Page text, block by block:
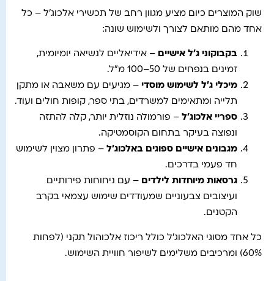
שוק המוצרים כיום מציע מגוון רחב של תכשירי אלכוג'ל – כל
אחד מהם מותאם לצורך ולשימוש שונה:
בקבוקוני ג'ל אישיים – אידיאליים לנשיאה יומיומית,
זמינים בנפחים של 50–100 מ"ל.
מיכלי ג'ל לשימוש מוסדי – מגיעים עם משאבה או מתקן
תלייה ומתאימים למשרדים, בתי ספר, קופות חולים ועוד.
ספריי אלכוג'ל – פורמולה נוזלית יותר, קלה להתזה
ונפוצה בעיקר בתחום הקוסמטיקה.
מגבונים אישיים ספוגים באלכוג'ל – פתרון מצוין לשימוש
חד פעמי בדרכים.
גרסאות מיוחדות לילדים – עם ניחוחות פירותיים
ועיצובים צבעוניים שמעודדים שימוש עצמאי בקרב
הקטנים.
כל אחד מסוגי האלכוג'ל כולל ריכוז אלכוהול תקני (לפחות
60%) ומרכיבים משלימים לשיפור חוויית השימוש.